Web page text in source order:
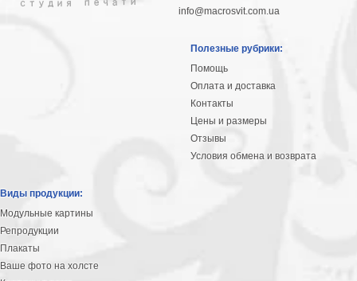
info@macrosvit.com.ua
Полезные рубрики:
Помощь
Оплата и доставка
Контакты
Цены и размеры
Отзывы
Условия обмена и возврата
Виды продукции:
Модульные картины
Репродукции
Плакаты
Ваше фото на холсте